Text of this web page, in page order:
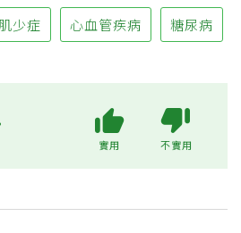
肌少症 心血管疾病 糖尿病
實用 不實用